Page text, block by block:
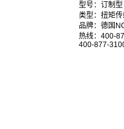
型号：订制型
类型：扭矩
品牌：德国
热线：400-
400-877-